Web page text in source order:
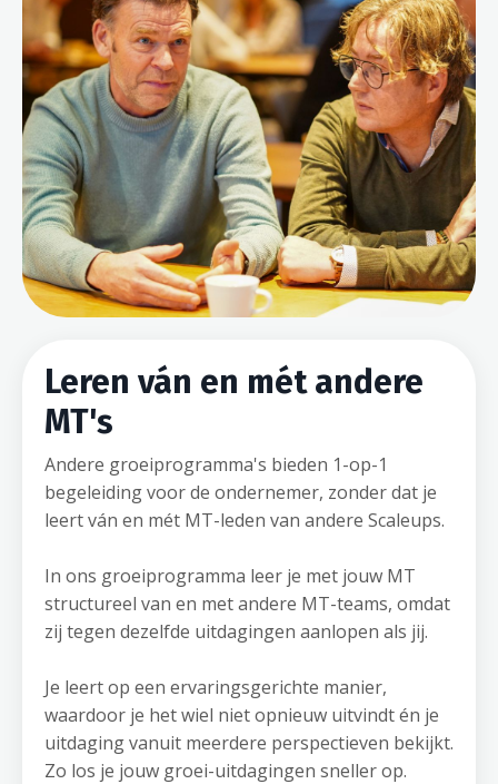
Leren ván en mét andere
MT's
Andere groeiprogramma's bieden 1-op-1
begeleiding voor de ondernemer, zonder dat je
leert ván en mét MT-leden van andere Scaleups.
In ons groeiprogramma leer je met jouw MT
structureel van en met andere MT-teams, omdat
zij tegen dezelfde uitdagingen aanlopen als jij.
Je leert op een ervaringsgerichte manier,
waardoor je het wiel niet opnieuw uitvindt én je
uitdaging vanuit meerdere perspectieven bekijkt.
Zo los je jouw groei-uitdagingen sneller op.